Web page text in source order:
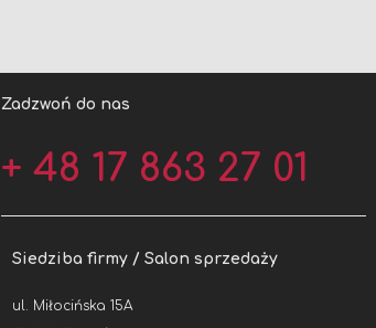
Zadzwoń do nas
+ 48 17 863 27 01
Siedziba firmy / Salon sprzedaży
ul. Miłocińska 15A